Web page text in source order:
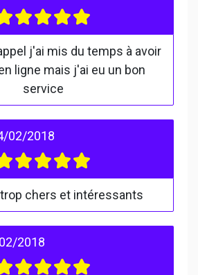
j'ai mis du temps à avoir
ligne mais j'ai eu un bon
service
02/2018
chers et intéressants
2018